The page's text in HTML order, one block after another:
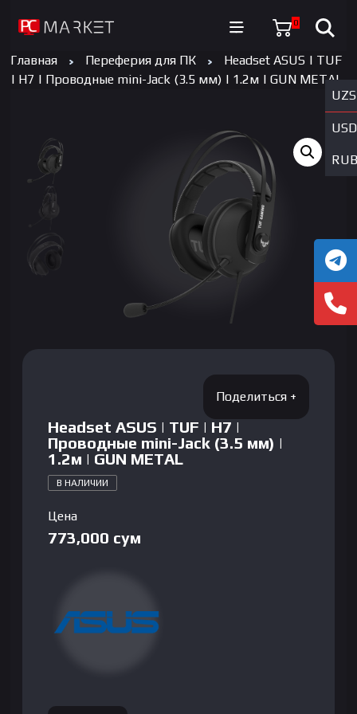
0
UZS
USD
RUB
Главная Переферия для ПК
Headset ASUS | TUF
| H7 | Проводные mini-Jack (3.5 мм) | 1.2м | GUN METAL
Headset ASUS | TUF | H7 |
Проводные mini-Jack (3.5 мм) |
1.2м | GUN METAL
В НАЛИЧИИ
Цена
773,000 сум